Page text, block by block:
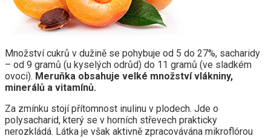
Množství cukrů v dužině se pohybuje od 5 do 27%, sacharidy
– od 9 gramů (u kyselých odrůd) do 11 gramů (ve sladkém
ovoci). Meruňka obsahuje velké množství vlákniny,
minerálů a vitamínů.
Za zmínku stojí přítomnost inulinu v plodech. Jde o
polysacharid, který se v horních střevech prakticky
nerozkládá. Látka je však aktivně zpracovávána mikroflórou